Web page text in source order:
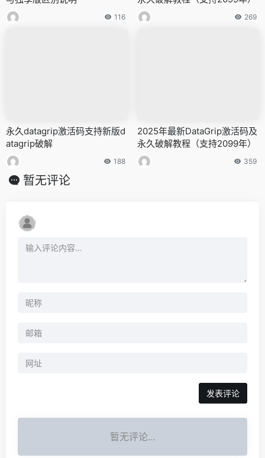
116 269
永久datagrip激活码支持新版d
atagrip破解
188
2025年最新DataGrip激活码及
永久破解教程（支持2099年）
359
暂无评论
暂无评论...